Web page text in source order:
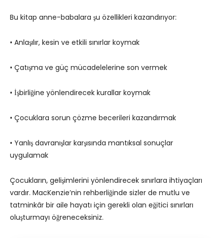
Bu kitap anne-babalara şu özellikleri kazandırıyor:
• Anlaşılır, kesin ve etkili sınırlar koymak
• Çatışma ve güç mücadelelerine son vermek
• İşbirliğine yönlendirecek kurallar koymak
• Çocuklara sorun çözme becerileri kazandırmak
• Yanlış davranışlar karşısında mantıksal sonuçlar
uygulamak
Çocukların, gelişimlerini yönlendirecek sınırlara ihtiyaçları
vardır. MacKenzie’nin rehberliğinde sizler de mutlu ve
tatminkâr bir aile hayatı için gerekli olan eğitici sınırları
oluşturmayı öğreneceksiniz.